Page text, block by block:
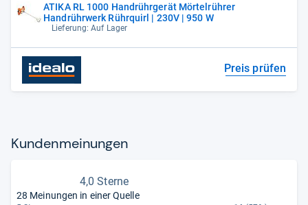
ATIKA RL 1000 Handrührgerät Mörtelrührer
Handrührwerk Rührquirl | 230V | 950 W
Lieferung: Auf Lager
Preis prüfen
Kun­den­mei­nun­gen
4,0 Sterne
28 Meinungen in einer Quelle